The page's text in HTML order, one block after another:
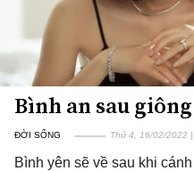
Bình an sau
ĐỜI SỐNG Thứ 4, 16/02/2022
Bình yên sẽ về sau khi